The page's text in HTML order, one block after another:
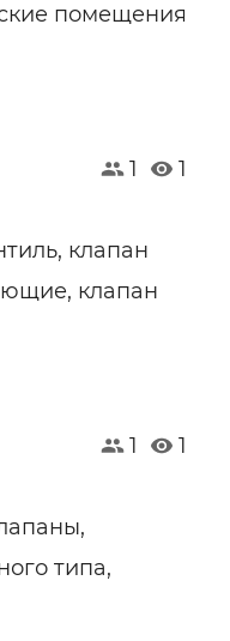
помещения
1 1
клапан
клапан
1 1
типа,